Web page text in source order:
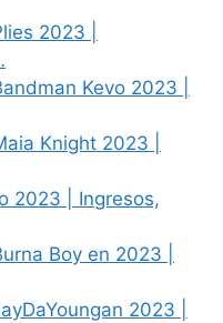
2023 |
Kevo 2023 |
Knight 2023 |
2023 | Ingresos,
Boy en 2023 |
2023 |